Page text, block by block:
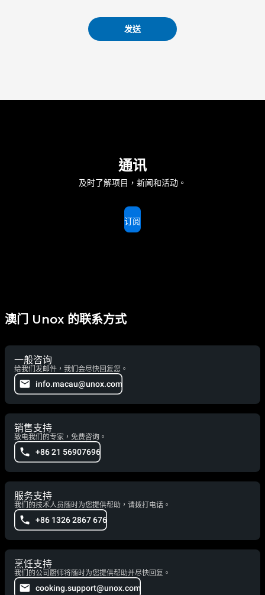
发送
通讯
及时了解项目，新闻和活动。
订阅
澳门 Unox 的联系方式
一般咨询
给我们发邮件，我们会尽快回复您。
info.macau@unox.com
销售支持
致电我们的专家，免费咨询。
+86 21 56907696
服务支持
我们的技术人员随时为您提供帮助，请拨打电话。
+86 1326 2867 676
烹饪支持
我们的公司厨师将随时为您提供帮助并尽快回复。
cooking.support@unox.com